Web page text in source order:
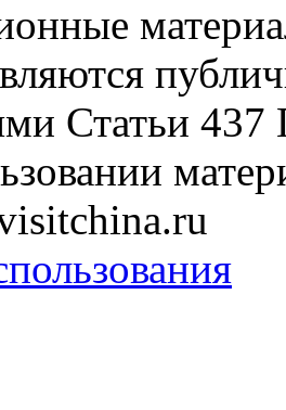
Статьи 437